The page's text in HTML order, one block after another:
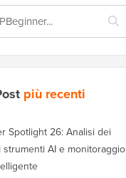
più recenti
Spotlight 26: Analisi dei
strumenti AI e monitoraggio